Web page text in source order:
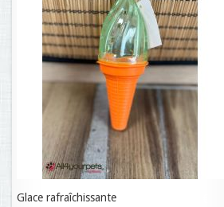
Glace rafraîchissante